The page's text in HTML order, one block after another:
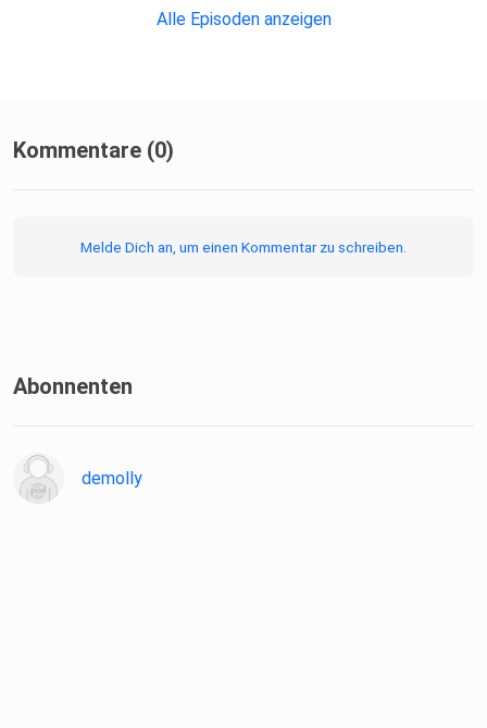
Alle Episoden anzeigen
Kommentare (0)
Melde Dich an, um einen Kommentar zu schreiben.
Abonnenten
demolly